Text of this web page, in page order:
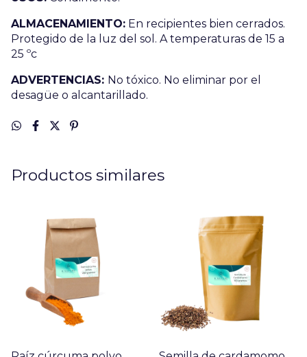
ALMACENAMIENTO: En recipientes bien cerrados.
Protegido de la luz del sol. A temperaturas de 15 a
25 ºc
ADVERTENCIAS: No tóxico. No eliminar por el
desagüe o alcantarillado.
Productos similares